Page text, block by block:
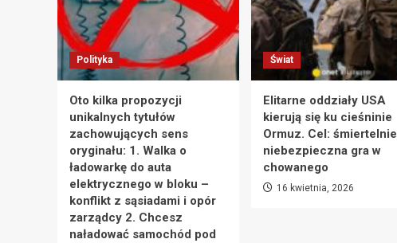
Polityka
Oto kilka propozycji
unikalnych tytułów
zachowujących sens
oryginału: 1. Walka o
ładowarkę do auta
elektrycznego w bloku –
konflikt z sąsiadami i opór
zarządcy 2. Chcesz
naładować samochód pod
Świat
Elitarne oddziały USA
kierują się ku cieśninie
Ormuz. Cel: śmiertelnie
niebezpieczna gra w
chowanego
16 kwietnia, 2026